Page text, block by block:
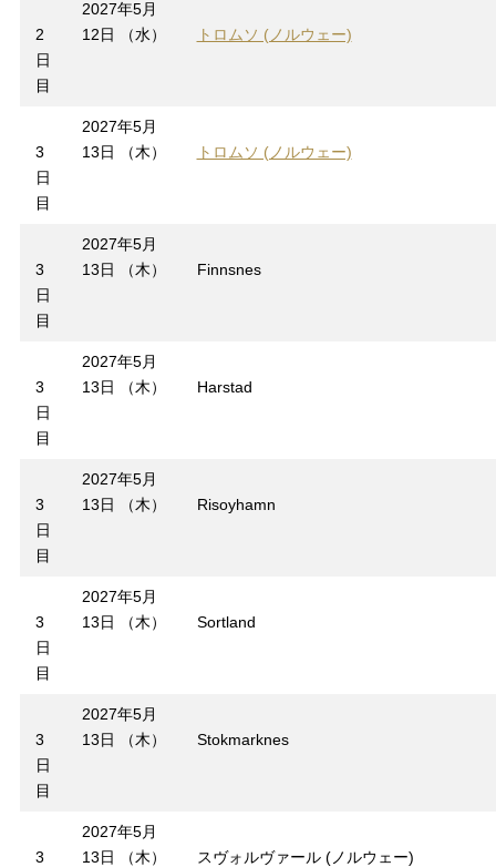
2
日
目
2027年5月
12日 （水）
トロムソ (ノルウェー)
3
日
目
2027年5月
13日 （木）
トロムソ (ノルウェー)
3
日
目
2027年5月
13日 （木）
Finnsnes
3
日
目
2027年5月
13日 （木）
Harstad
3
日
目
2027年5月
13日 （木）
Risoyhamn
3
日
目
2027年5月
13日 （木）
Sortland
3
日
目
2027年5月
13日 （木）
Stokmarknes
3
2027年5月
13日 （木）
スヴォルヴァール (ノルウェー)